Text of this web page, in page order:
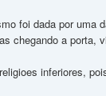
foi dada por uma
chegando a porta,
inferiores,